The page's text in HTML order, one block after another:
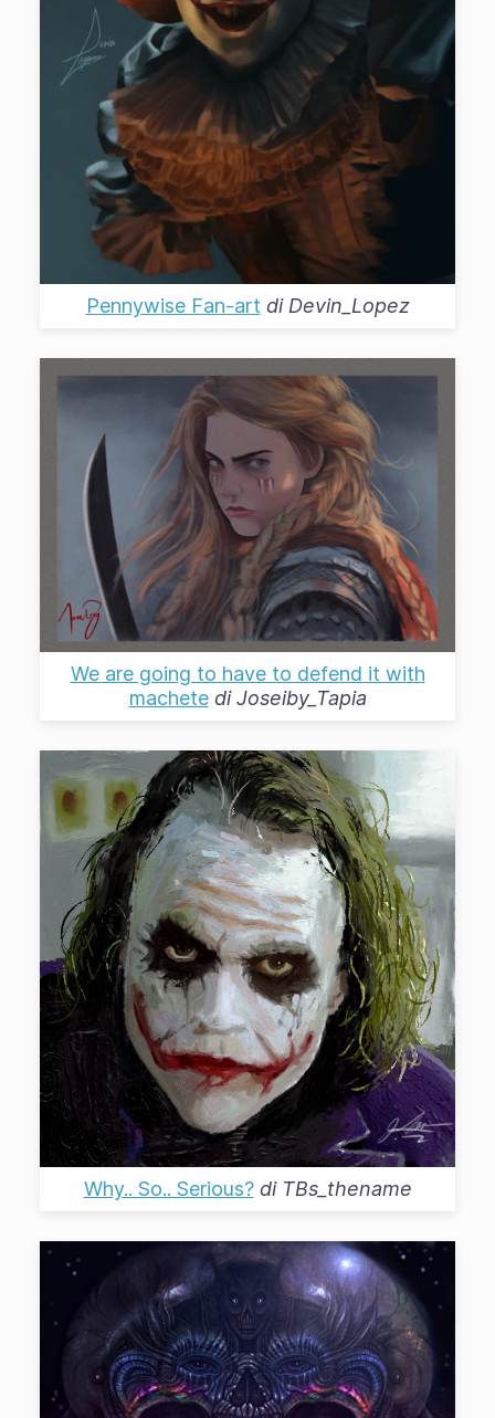
Pennywise Fan-art diDevin_Lopez
We are going to have to defend it with
machetediJoseiby_Tapia
Why.. So.. Serious?di TBs_thename